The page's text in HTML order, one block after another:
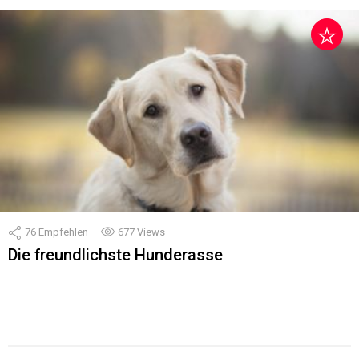
76 Empfehlen 677 Views
Die freundlichste Hunderasse